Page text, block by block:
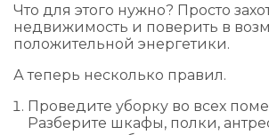
Что для этого нужно? Просто
недвижимость и поверить в
положительной энергетики.
А теперь несколько правил.
Проведите уборку во всех
Разберите шкафы, полки,